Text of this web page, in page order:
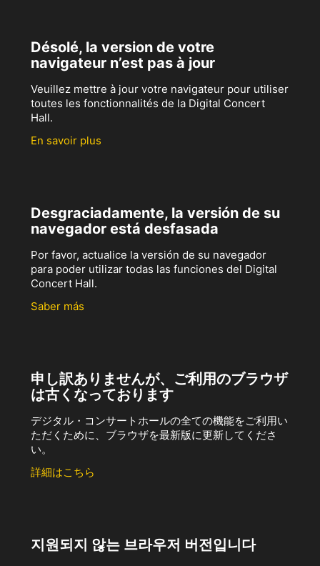
Désolé, la version de votre
navigateur n’est pas à jour
Veuillez mettre à jour votre navigateur pour utiliser
toutes les fonctionnalités de la Digital Concert
Hall.
En savoir plus
Desgraciadamente, la versión de su
navegador está desfasada
Por favor, actualice la versión de su navegador
para poder utilizar todas las funciones del Digital
Concert Hall.
Saber más
申し訳ありませんが、ご利用のブラウザ
は古くなっております
デジタル・コンサートホールの全ての機能をご利用い
ただくために、ブラウザを最新版に更新してくださ
い。
詳細はこちら
지원되지 않는 브라우저 버전입니다